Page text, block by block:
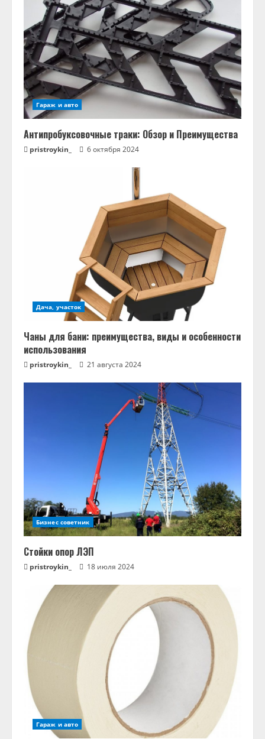
Гараж и авто
Антипробуксовочные траки: Обзор и Преимущества
pristroykin_ 6 октября 2024
Дача, участок
Чаны для бани: преимущества, виды и особенности
использования
pristroykin_ 21 августа 2024
Бизнес советник
Стойки опор ЛЭП
pristroykin_ 18 июля 2024
Гараж и авто